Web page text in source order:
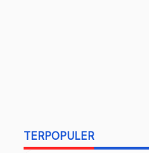
TERPOPULER